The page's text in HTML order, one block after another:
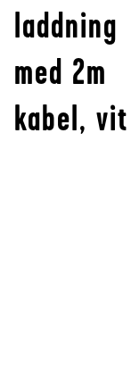
laddning
med 2m
kabel, vit